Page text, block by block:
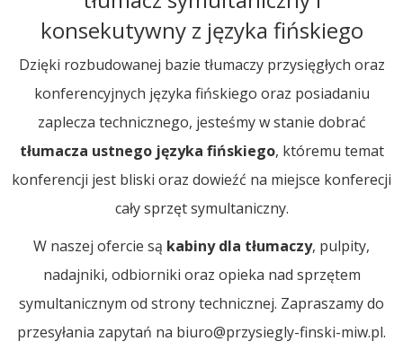
konsekutywny z języka fińskiego
Dzięki rozbudowanej bazie tłumaczy przysięgłych oraz
konferencyjnych języka fińskiego oraz posiadaniu
zaplecza technicznego, jesteśmy w stanie dobrać
tłumacza ustnego języka fińskiego, któremu temat
konferencji jest bliski oraz dowieźć na miejsce konferecji
cały sprzęt symultaniczny.
W naszej ofercie są kabiny dla tłumaczy, pulpity,
nadajniki, odbiorniki oraz opieka nad sprzętem
symultanicznym od strony technicznej. Zapraszamy do
przesyłania zapytań na biuro@przysiegly-finski-miw.pl.